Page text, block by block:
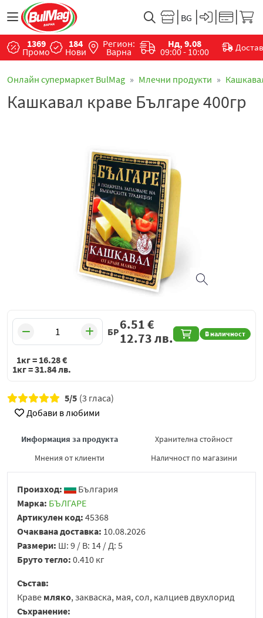
1369
Промо
184
Нови
Регион:
Варна
Нд, 9.08
09:00 - 10:00
Онлайн супермаркет BulMag Млечни продукти
Кашкавал краве Българе 400гр
БР В наличност
6.51€
12.73лв.
1кг = 16.28€
1кг =31.84лв.
5/5 (3 гласа)
Добави в любими
Информация за продукта
Хранителна стойност
Мнения от клиенти
Наличност по магазини
Произход:
България
Марка: БЪЛГАРЕ
Артикулен код: 45368
Очаквана доставка: 10.08.2026
Размери: Ш: 9 / В: 14 / Д: 5
Бруто тегло: 0.410 кг
Състав:
Краве мляко, закваска, мая, сол, калциев двухлорид
Съхранение: